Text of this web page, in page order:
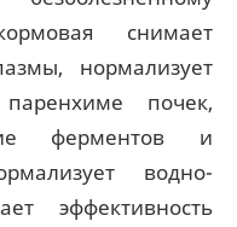
снимает
нормализует
почек,
ферментов и
водно-
эффективность